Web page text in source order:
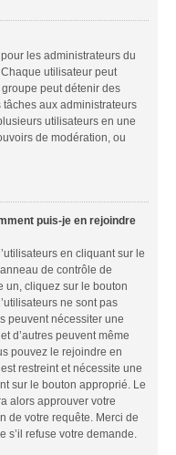
les administrateurs du
utilisateur peut
peut détenir des
aux administrateurs
utilisateurs en une
de modération, ou
puis-je en rejoindre
en cliquant sur le
de contrôle de
un, cliquez sur le bouton
ne sont pas
peuvent nécessiter une
d’autres peuvent même
pouvez le rejoindre en
restreint et nécessite une
sur le bouton approprié. Le
alors approuver votre
de votre requête. Merci de
s’il refuse votre demande.